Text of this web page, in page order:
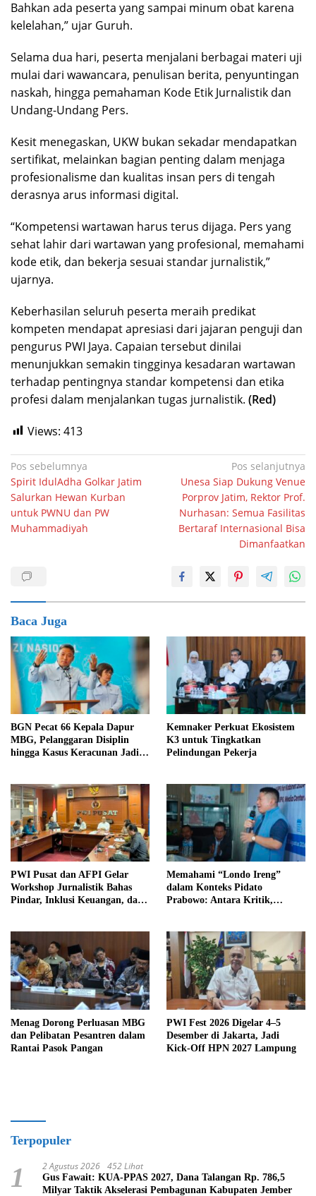
Bahkan ada peserta yang sampai minum obat karena
kelelahan,” ujar Guruh.
Selama dua hari, peserta menjalani berbagai materi uji
mulai dari wawancara, penulisan berita, penyuntingan
naskah, hingga pemahaman Kode Etik Jurnalistik dan
Undang-Undang Pers.
Kesit menegaskan, UKW bukan sekadar mendapatkan
sertifikat, melainkan bagian penting dalam menjaga
profesionalisme dan kualitas insan pers di tengah
derasnya arus informasi digital.
“Kompetensi wartawan harus terus dijaga. Pers yang
sehat lahir dari wartawan yang profesional, memahami
kode etik, dan bekerja sesuai standar jurnalistik,”
ujarnya.
Keberhasilan seluruh peserta meraih predikat
kompeten mendapat apresiasi dari jajaran penguji dan
pengurus PWI Jaya. Capaian tersebut dinilai
menunjukkan semakin tingginya kesadaran wartawan
terhadap pentingnya standar kompetensi dan etika
profesi dalam menjalankan tugas jurnalistik. (Red)
Views: 413
Navigasi
pos
Pos sebelumnya
Spirit IdulAdha Golkar Jatim
Salurkan Hewan Kurban
untuk PWNU dan PW
Muhammadiyah
Pos selanjutnya
Unesa Siap Dukung Venue
Porprov Jatim, Rektor Prof.
Nurhasan: Semua Fasilitas
Bertaraf Internasional Bisa
Dimanfaatkan
Baca Juga
BGN Pecat 66 Kepala Dapur
MBG, Pelanggaran Disiplin
hingga Kasus Keracunan Jadi
Kemnaker Perkuat Ekosistem
K3 untuk Tingkatkan
Pelindungan Pekerja
PWI Pusat dan AFPI Gelar
Workshop Jurnalistik Bahas
Pindar, Inklusi Keuangan, dan
Memahami “Londo Ireng”
dalam Konteks Pidato
Prabowo: Antara Kritik,
Menag Dorong Perluasan MBG
dan Pelibatan Pesantren dalam
Rantai Pasok Pangan
PWI Fest 2026 Digelar 4–5
Desember di Jakarta, Jadi
Kick-Off HPN 2027 Lampung
Terpopuler
1 2 Agustus 2026 452 Lihat
Gus Fawait: KUA-PPAS 2027, Dana Talangan Rp. 786,5
Milyar Taktik Akselerasi Pembagunan Kabupaten Jember